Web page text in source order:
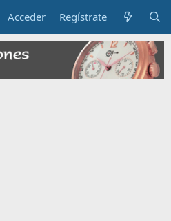
Acceder Regístrate